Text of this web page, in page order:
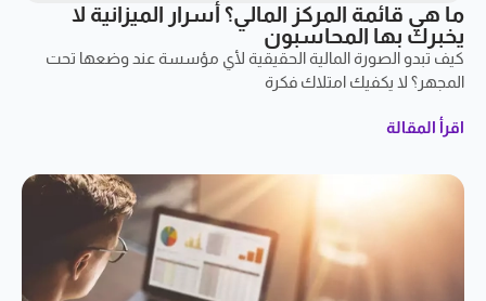
ما هي قائمة المركز المالي؟ أسرار الميزانية لا
يخبرك بها المحاسبون
كيف تبدو الصورة المالية الحقيقية لأي مؤسسة عند وضعها تحت
المجهر؟ لا يكفيك امتلاك فكرة
اقرأ المقالة